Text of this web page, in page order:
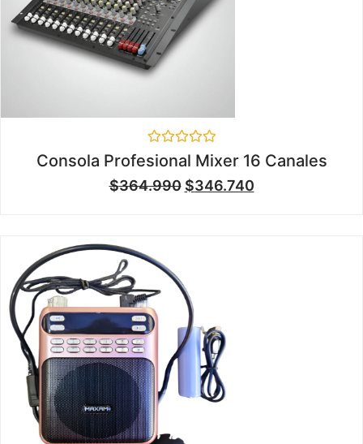
Valorado
en
0
de
Consola Profesional Mixer 16 Canales
$364.990 $346.740